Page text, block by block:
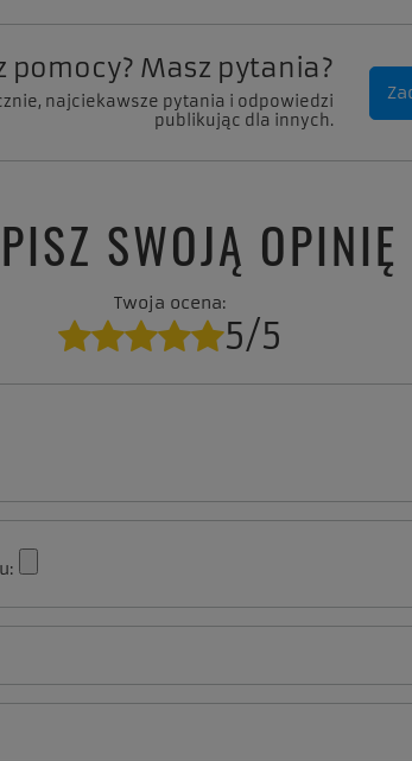
pomocy? Masz pytania?
najciekawsze pytania i odpowiedzi
publikując dla innych.
SWOJĄ OPINIĘ
Twoja ocena:
5/5